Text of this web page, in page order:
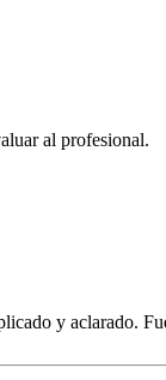
al profesional.
y aclarado.